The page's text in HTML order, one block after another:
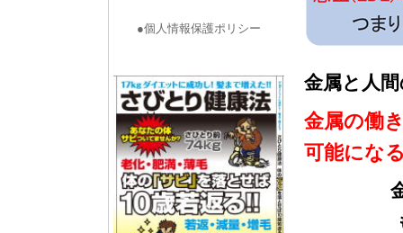
●個人情報保護ポリシー
金属と人
金属の働
可能にな